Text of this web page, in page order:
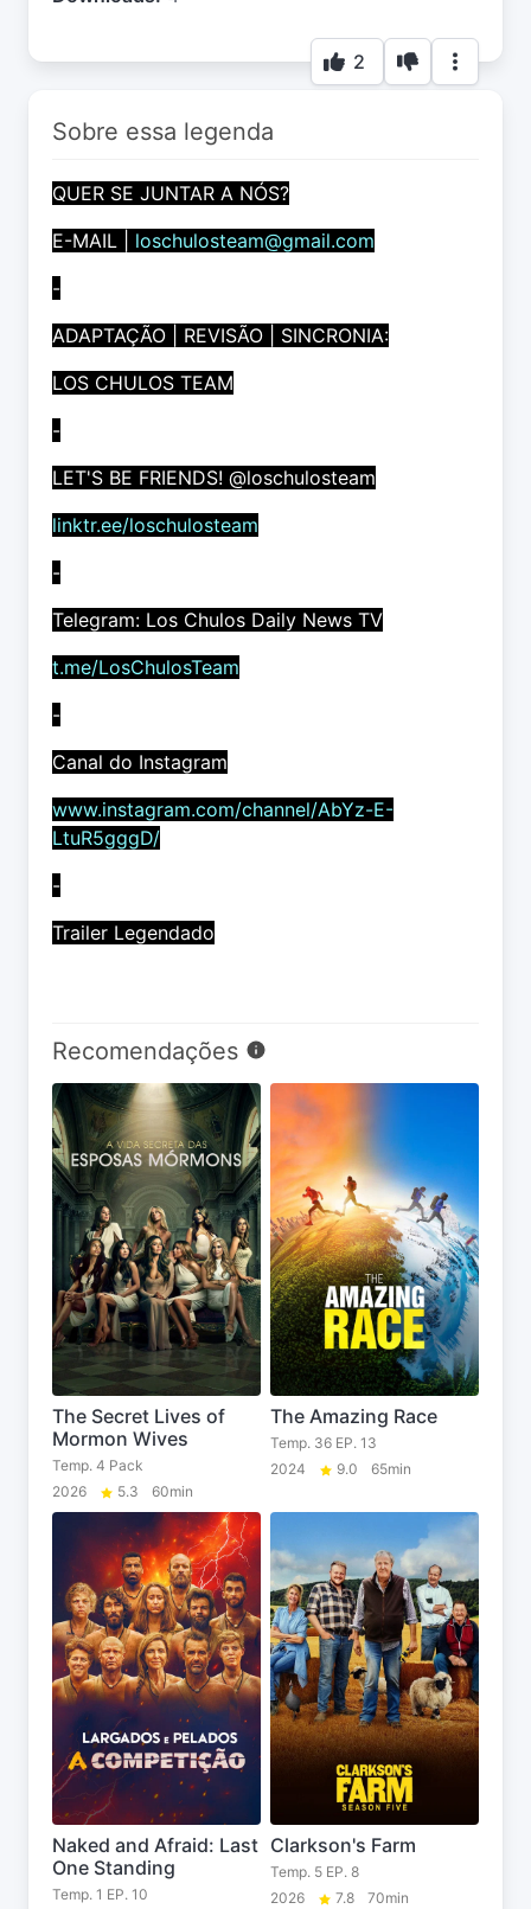
2
Sobre essa legenda
QUER SE JUNTAR A NÓS?
E-MAIL |
loschulosteam@gmail.com
-
ADAPTAÇÃO | REVISÃO | SINCRONIA:
LOS CHULOS TEAM
-
LET'S BE FRIENDS! @loschulosteam
linktr.ee/loschulosteam
-
Telegram: Los Chulos Daily News TV
t.me/LosChulosTeam
-
Canal do Instagram
www.instagram.com/channel/AbYz-E-
LtuR5gggD/
-
Trailer Legendado
Recomendações
The Secret Lives of
Mormon Wives
Temp. 4 Pack
2026
5.3 60min
The Amazing Race
Temp. 36 EP. 13
2024
9.0 65min
Naked and Afraid: Last
One Standing
Temp. 1 EP. 10
Clarkson's Farm
Temp. 5 EP. 8
2026
7.8 70min